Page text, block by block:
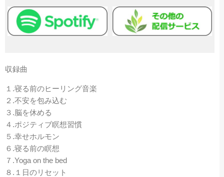
収録曲
１.寝る前のヒーリング音楽
２.不安を包み込む
３.脳を休める
４.ポジティブ瞑想習慣
５.幸せホルモン
６.寝る前の瞑想
７.Yoga on the bed
８.１日のリセット